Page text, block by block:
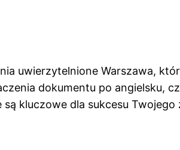
uwierzytelnione Warszawa,
dokumentu po angielsku,
kluczowe dla sukcesu Twojego